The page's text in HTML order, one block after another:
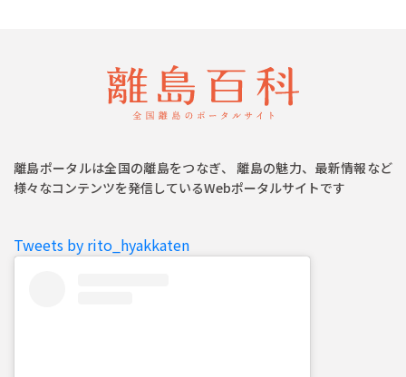
離島ポータルは全国の離島をつなぎ、 離島の魅力、最新情報など
様々なコンテンツを発信しているWebポータルサイトです
Tweets by rito_hyakkaten